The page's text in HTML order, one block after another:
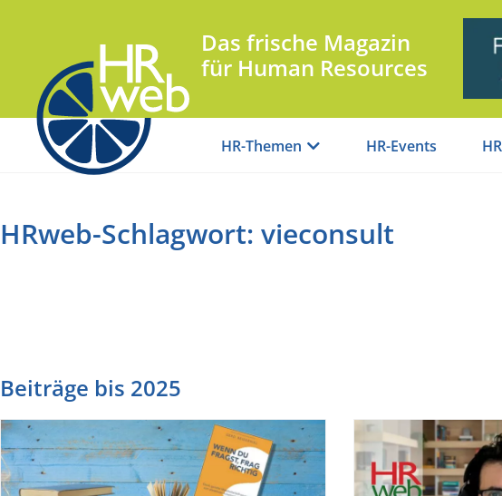
Das frische Magazin
für Human Resources
HR-Themen HR-Events
HRweb-Schlagwort: vieconsult
Beiträge bis 2025